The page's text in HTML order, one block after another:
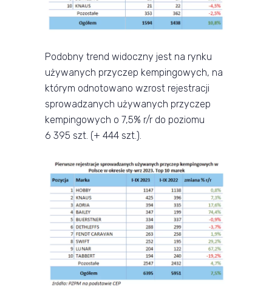
Podobny trend widoczny jest na rynku
używanych przyczep kempingowych, na
którym odnotowano wzrost rejestracji
sprowadzanych używanych przyczep
kempingowych o 7,5% r/r do poziomu
6 395 szt. (+ 444 szt.).